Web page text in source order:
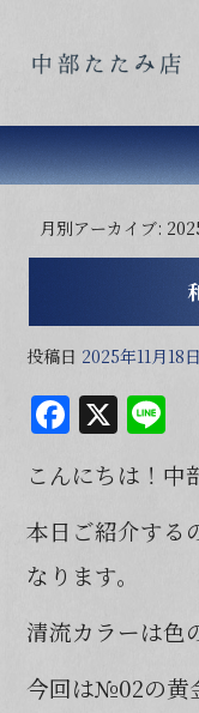
月別アーカイブ:
投稿日 2025年11月18日
F
a
c
e
b
o
k
X
n
e
こんにちは！中
本日ご紹介する
なります。
清流カラーは色
今回は№02の黄